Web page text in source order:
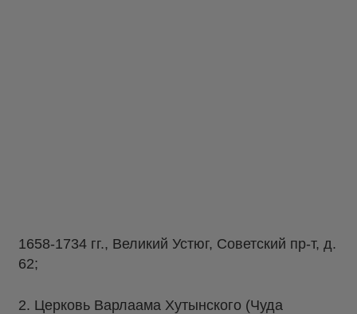
1658-1734 гг., Великий Устюг, Советский пр-т, д.
62;
2. Церковь Варлаама Хутынского (Чуда